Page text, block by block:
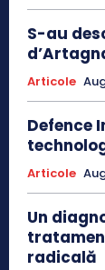
S-au
Articole
Defence
Articole
Un
radicală